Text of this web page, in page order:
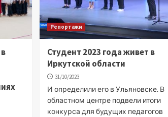
Репортажи
Студент 2023 года живет в
Иркутской области
31/10/2023
И определили его в Ульяновске. В
областном центре подвели итоги
конкурса для будущих педагогов